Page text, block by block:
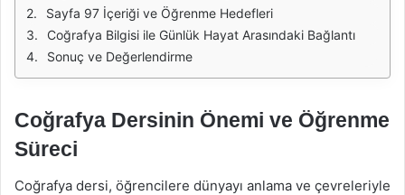
Sayfa 97 İçeriği ve Öğrenme Hedefleri
Coğrafya Bilgisi ile Günlük Hayat Arasındaki Bağlantı
Sonuç ve Değerlendirme
Coğrafya Dersinin Önemi ve Öğrenme
Süreci
Coğrafya dersi, öğrencilere dünyayı anlama ve çevreleriyle